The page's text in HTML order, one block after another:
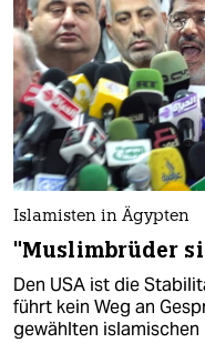
Islamisten in Ägypten
"Muslimbrüder
Den USA ist die
führt kein Weg an
gewählten